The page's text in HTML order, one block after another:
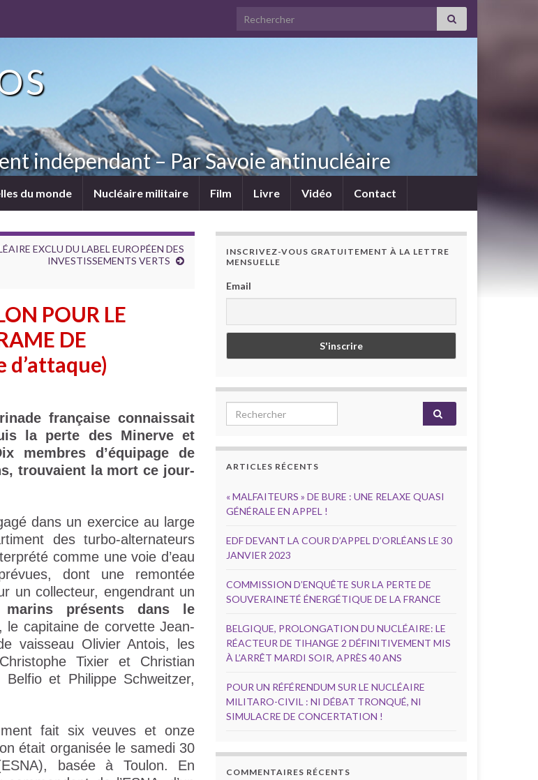
Search for:
indépendant – Par Savoie antinucléaire
du monde Nucléaire militaire Film Livre Vidéo Contact
EXCLU DU LABEL EUROPÉEN DES
INVESTISSEMENTS VERTS
POUR LE
DE
d’attaque)
française connaissait
la perte des Minerve et
membres d’équipage de
trouvaient la mort ce jour-
dans un exercice au large
des turbo-alternateurs
comme une voie d’eau
dont une remontée
un collecteur, engendrant un
présents dans le
le capitaine de corvette Jean-
vaisseau Olivier Antois, les
Tixier et Christian
et Philippe Schweitzer,
fait six veuves et onze
était organisée le samedi 30
basée à Toulon. En
INSCRIVEZ-VOUS GRATUITEMENT À LA LETTRE
MENSUELLE
Email
Search for:
ARTICLES RÉCENTS
« MALFAITEURS » DE BURE : UNE RELAXE QUASI
GÉNÉRALE EN APPEL !
EDF DEVANT LA COUR D’APPEL D’ORLÉANS LE 30
JANVIER 2023
COMMISSION D’ENQUÊTE SUR LA PERTE DE
SOUVERAINETÉ ÉNERGÉTIQUE DE LA FRANCE
BELGIQUE, PROLONGATION DU NUCLÉAIRE: LE
RÉACTEUR DE TIHANGE 2 DÉFINITIVEMENT MIS
À L’ARRÊT MARDI SOIR, APRÈS 40 ANS
POUR UN RÉFÉRENDUM SUR LE NUCLÉAIRE
MILITARO-CIVIL : NI DÉBAT TRONQUÉ, NI
SIMULACRE DE CONCERTATION !
COMMENTAIRES RÉCENTS